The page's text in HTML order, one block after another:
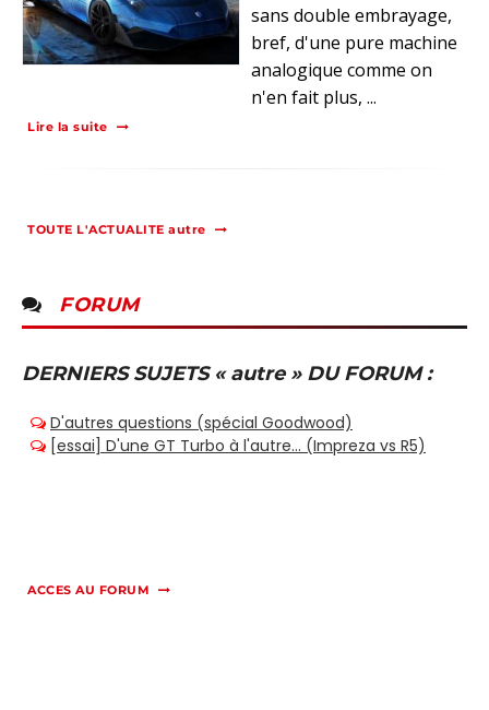
sans double embrayage,
bref, d'une pure machine
analogique comme on
n'en fait plus, ...
Lire la suite
TOUTE L'ACTUALITE autre
FORUM
DERNIERS SUJETS « autre » DU FORUM :
ACCES AU FORUM